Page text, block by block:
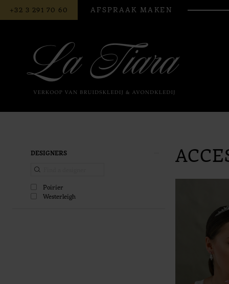
BEL
ONS
+32 3 291 70 60 AFSPRAAK MAKEN
Filters
DESIGNERS
Poirier
Westerleigh